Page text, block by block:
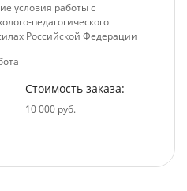
условия работы с
педагогического
Российской Федерации
Стоимость заказа:
10 000 руб.